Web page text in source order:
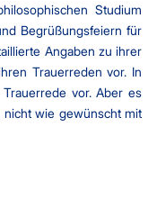
Studium
Begrüßungsfeiern für
Angaben zu ihrer
Trauerreden vor. In
vor. Aber es
nicht wie gewünscht mit